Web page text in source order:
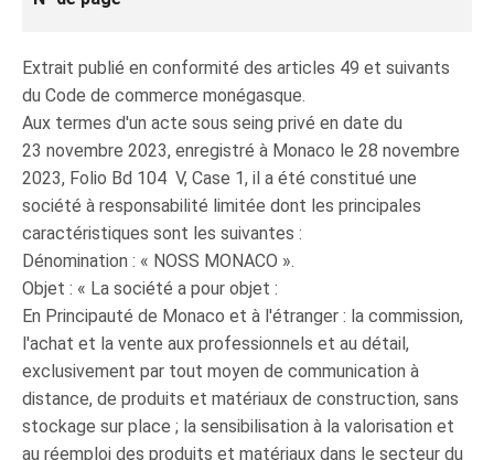
Extrait publié en conformité des articles 49 et suivants
du Code de commerce monégasque.
Aux termes d'un acte sous seing privé en date du
23 novembre 2023, enregistré à Monaco le 28 novembre
2023, Folio Bd 104 V, Case 1, il a été constitué une
société à responsabilité limitée dont les principales
caractéristiques sont les suivantes :
Dénomination : « NOSS MONACO ».
Objet : « La société a pour objet :
En Principauté de Monaco et à l'étranger : la commission,
l'achat et la vente aux professionnels et au détail,
exclusivement par tout moyen de communication à
distance, de produits et matériaux de construction, sans
stockage sur place ; la sensibilisation à la valorisation et
au réemploi des produits et matériaux dans le secteur du